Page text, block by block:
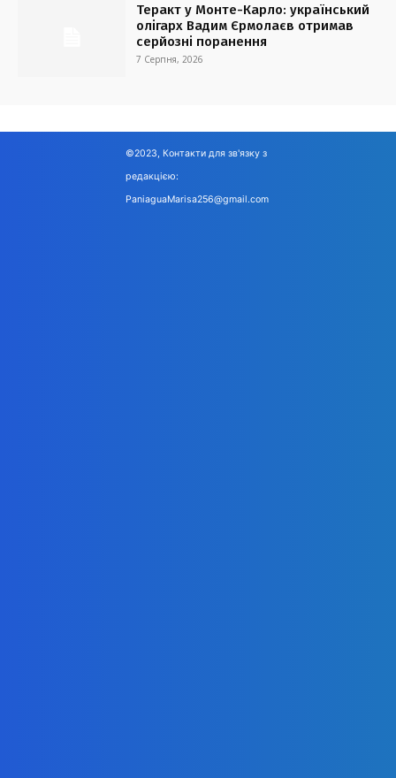
Теракт у Монте-Карло: український
олігарх Вадим Єрмолаєв отримав
серйозні поранення
7 Серпня, 2026
©2023, Контакти для зв'язку з
редакцією:
PaniaguaMarisa256@gmail.com